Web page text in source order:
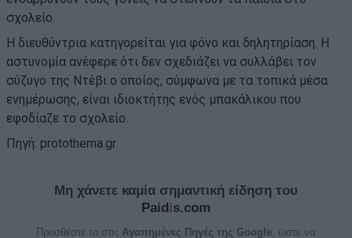
σχολείο.
Η διευθύντρια κατηγορείται για φόνο και δηλητηρίαση. Η
αστυνομία ανέφερε ότι δεν σχεδιάζει να συλλάβει τον
σύζυγο της Ντέβι ο οποίος, σύμφωνα με τα τοπικά μέσα
ενημέρωσης, είναι ιδιοκτήτης ενός μπακάλικου που
εφοδίαζε το σχολείο.
Πηγή: protothema.gr
Μη χάνετε καμία σημαντική είδηση του
Paid is.com
Προσθέστε το στις Αγαπημένες Πηγές της Google, ώστε να